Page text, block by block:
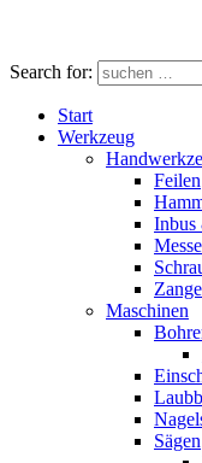
Search for:
Start
Werkzeug
Feilen
Inbus
Maschinen
Sägen